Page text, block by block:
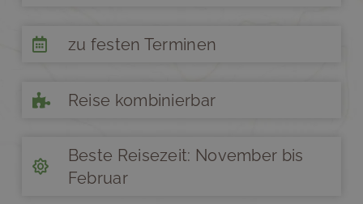
zu festen Terminen
Reise kombinierbar
Beste Reisezeit: November bis
Februar